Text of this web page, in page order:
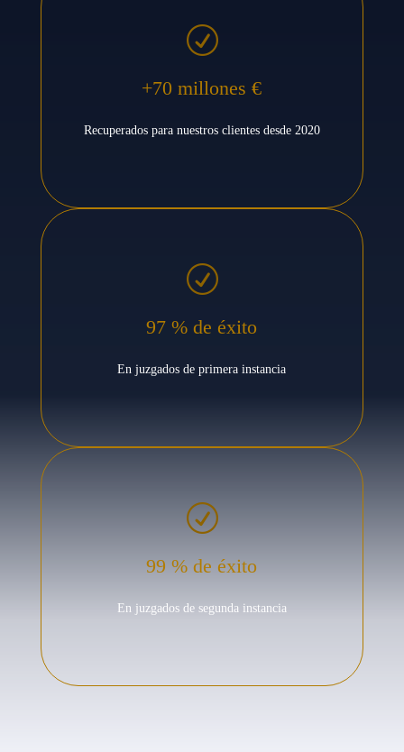
R
+70 millones €
Recuperados para nuestros clientes desde 2020
R
97 % de éxito
En juzgados de primera instancia
R
99 % de éxito
En juzgados de segunda instancia